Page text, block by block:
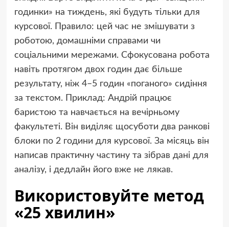
годинки» на тиждень, які будуть тільки для
курсової. Правило: цей час не змішувати з
роботою, домашніми справами чи
соціальними мережами. Сфокусована робота
навіть протягом двох годин дає більше
результату, ніж 4–5 годин «поганого» сидіння
за текстом. Приклад: Андрій працює
баристою та навчається на вечірньому
факультеті. Він виділяє щосуботи два ранкові
блоки по 2 години для курсової. За місяць він
написав практичну частину та зібрав дані для
аналізу, і дедлайн його вже не лякав.
Використовуйте метод
«25 хвилин»